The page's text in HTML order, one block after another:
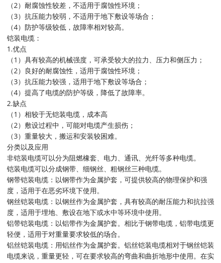
（2）耐腐蚀性较差，不适用于腐蚀性环境；
（3）抗压能力较弱，不适用于地下敷设等场合；
（4）防护等级较低，故障率相对较高。
铠装电缆：
1.优点
（1）具有较高的机械强度，可承受较大的拉力、压力和侧压力；
（2）良好的耐腐蚀性，适用于腐蚀性环境；
（3）抗压能力较强，适用于地下敷设等场合；
（4）提高了电缆的防护等级，降低了故障率。
2.缺点
（1）相较于无铠装电缆，成本高
（2）敷设过程中，可能对电缆产生损伤；
（3）重量较大，搬运和安装较困难。
分类以及应用
非铠装电缆可以分为阻燃橡套、电力、通讯、光纤等多种电缆。
铠装电缆可以分成钢带、细钢丝、粗钢丝三种电缆。
钢带铠装电缆：以钢带作为金属护套，可提供较高的物理保护和强
度，适用于在恶劣环境下使用。
钢丝铠装电缆：以钢丝作为金属护套，具有较高的耐压能力和抗拉强
度，适用于埋地、敷设在地下或水中等环境中使用。
铝带铠装电缆：以铝带作为金属护套。相比于钢带电缆，铝带电缆更
轻便，适用于对重量要求较低的场合。
铝丝铠装电缆：用铝丝作为金属护套。铝丝铠装电缆相对于钢丝铠装
电缆来说，重量更轻，可在要求较高的弯曲和曲折地形中使用。在实